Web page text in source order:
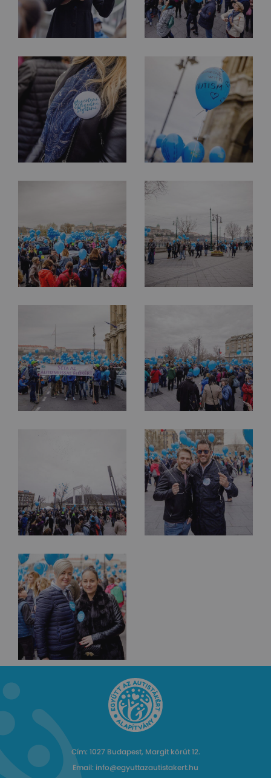
Cím: 1027 Budapest, Margit körút 12.
Email: info@egyuttazautistakert.hu